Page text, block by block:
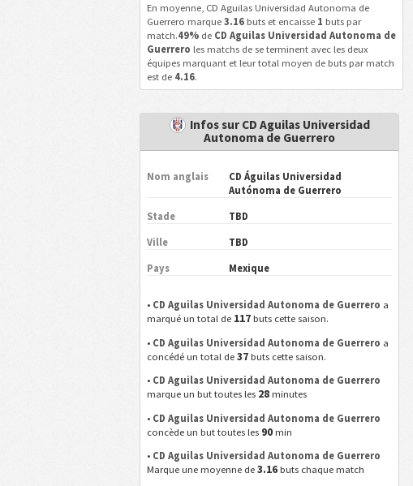
En moyenne, CD Aguilas Universidad Autonoma de
Guerrero marque 3.16buts et encaisse 1 buts par
match.49%de CD Aguilas Universidad Autonoma de
Guerrero les matchs de se terminent avec les deux
équipes marquant et leur total moyen de buts par match
est de 4.16.
Infos sur CD Aguilas Universidad
Autonoma de Guerrero
Nom anglais
CD Águilas Universidad
Autónoma de Guerrero
Stade TBD
Ville TBD
Pays Mexique
• CD Aguilas Universidad Autonoma de Guerrero a
marqué un total de 117 buts cette saison.
• CD Aguilas Universidad Autonoma de Guerrero a
concédé un total de37 buts cette saison.
• CD Aguilas Universidad Autonoma de Guerrero
marque un but toutes les 28 minutes
• CD Aguilas Universidad Autonoma de Guerrero
concède un but toutes les 90 min
• CD Aguilas Universidad Autonoma de Guerrero
Marque une moyenne de3.16 buts chaque match